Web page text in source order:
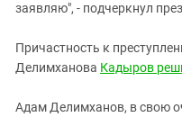
заявляю", - подчеркнул
Причастность к
Делимханова Кадыров
Адам Делимханов, в свою